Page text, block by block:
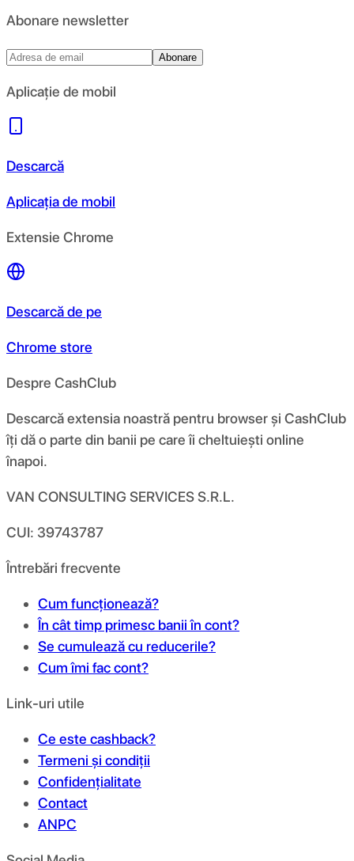
Abonare newsletter
Abonare
Aplicație de mobil
Descarcă
Aplicația de mobil
Extensie Chrome
Descarcă de pe
Chrome store
Despre CashClub
Descarcă extensia noastră pentru browser și CashClub
îți dă o parte din banii pe care îi cheltuiești online
înapoi.
VAN CONSULTING SERVICES S.R.L.
CUI: 39743787
Întrebări frecvente
Cum funcționează?
În cât timp primesc banii în cont?
Se cumulează cu reducerile?
Cum îmi fac cont?
Link-uri utile
Ce este cashback?
Termeni și condiții
Confidențialitate
Contact
ANPC